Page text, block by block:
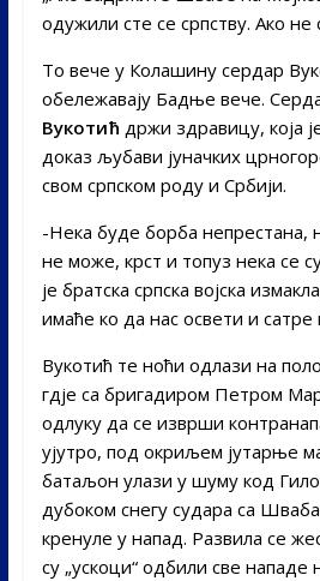
одужили сте се српству. Ако не
То вече у Колашину сердар
обележавају Бадње вече.
Вукотић држи здравицу, која
доказ љубави јуначких
свом српском роду и Србији.
-Нека буде борба непрестана,
не може, крст и топуз нека се
је братска српска војска
имаће ко да нас освети и сатре
Вукотић те ноћи одлази на
гдје са бригадиром Петром
одлуку да се изврши
ујутро, под окриљем јутарње
батаљон улази у шуму код
дубоком снегу судара са
кренуле у напад. Развила се
су „ускоци“ одбили све нападе